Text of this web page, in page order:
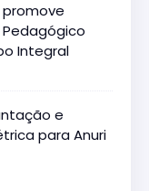
Integral
e
para Anuri